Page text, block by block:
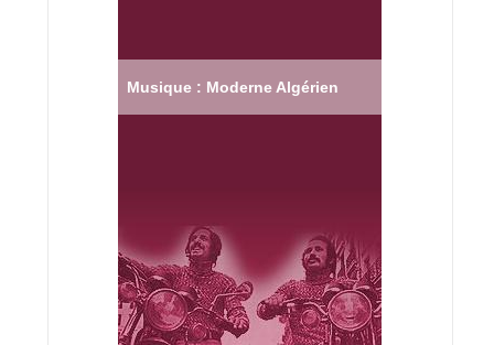
Musique : Moderne Algérien